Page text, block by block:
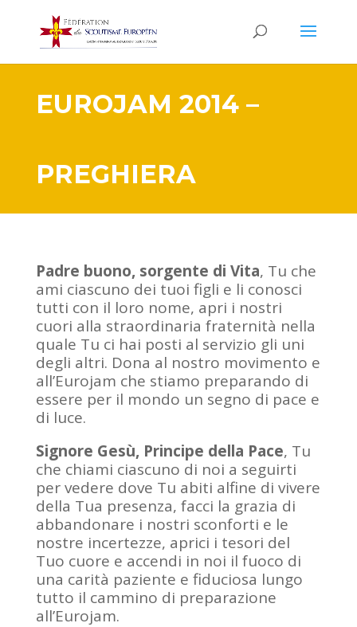
EUROJAM 2014 –
PREGHIERA
Padre buono, sorgente di Vita, Tu che
ami ciascuno dei tuoi figli e li conosci
tutti con il loro nome, apri i nostri
cuori alla straordinaria fraternità nella
quale Tu ci hai posti al servizio gli uni
degli altri. Dona al nostro movimento e
all’Eurojam che stiamo preparando di
essere per il mondo un segno di pace e
di luce.
Signore Gesù, Principe della Pace, Tu
che chiami ciascuno di noi a seguirti
per vedere dove Tu abiti alfine di vivere
della Tua presenza, facci la grazia di
abbandonare i nostri sconforti e le
nostre incertezze, aprici i tesori del
Tuo cuore e accendi in noi il fuoco di
una carità paziente e fiduciosa lungo
tutto il cammino di preparazione
all’Eurojam.